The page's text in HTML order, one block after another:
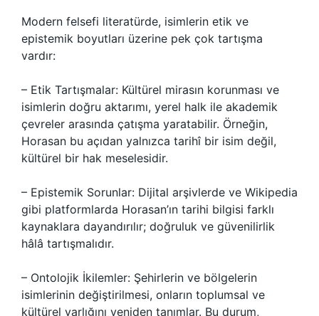
Modern felsefi literatürde, isimlerin etik ve
epistemik boyutları üzerine pek çok tartışma
vardır:
– Etik Tartışmalar: Kültürel mirasın korunması ve
isimlerin doğru aktarımı, yerel halk ile akademik
çevreler arasında çatışma yaratabilir. Örneğin,
Horasan bu açıdan yalnızca tarihî bir isim değil,
kültürel bir hak meselesidir.
– Epistemik Sorunlar: Dijital arşivlerde ve Wikipedia
gibi platformlarda Horasan’ın tarihi bilgisi farklı
kaynaklara dayandırılır; doğruluk ve güvenilirlik
hâlâ tartışmalıdır.
– Ontolojik İkilemler: Şehirlerin ve bölgelerin
isimlerinin değiştirilmesi, onların toplumsal ve
kültürel varlığını yeniden tanımlar. Bu durum,